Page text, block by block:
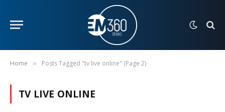
Home » Posts Tagged "tv live online" (Page 2)
TV LIVE ONLINE